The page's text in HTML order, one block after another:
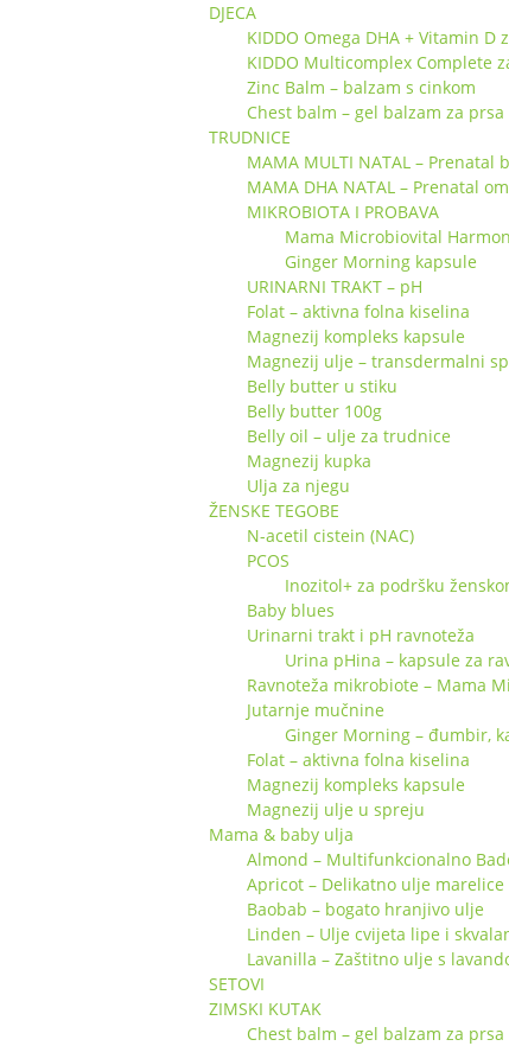
DJECA
KIDDO Omega DHA + Vitamin D
KIDDO Multicomplex Complete
Zinc Balm – balzam s cinkom
Chest balm – gel balzam za prsa
TRUDNICE
MAMA MULTI NATAL –
MAMA DHA NATAL – Prenatal
MIKROBIOTA I PROBAVA
Mama Microbiovital
Ginger Morning kapsule
URINARNI TRAKT – pH
Folat – aktivna folna kiselina
Magnezij kompleks kapsule
Magnezij ulje – transdermalni
Belly butter u stiku
Belly butter 100g
Belly oil – ulje za trudnice
Magnezij kupka
Ulja za njegu
ŽENSKE TEGOBE
N-acetil cistein (NAC)
PCOS
Inozitol+ za podršku
Baby blues
Urinarni trakt i pH ravnoteža
Urina pHina – kapsule za
Ravnoteža mikrobiote – Mama
Jutarnje mučnine
Ginger Morning – đumbir,
Folat – aktivna folna kiselina
Magnezij kompleks kapsule
Magnezij ulje u spreju
Mama & baby ulja
Almond – Multifunkcionalno
Apricot – Delikatno ulje marelice
Baobab – bogato hranjivo ulje
Linden – Ulje cvijeta lipe i
Lavanilla – Zaštitno ulje s
SETOVI
ZIMSKI KUTAK
Chest balm – gel balzam za prsa